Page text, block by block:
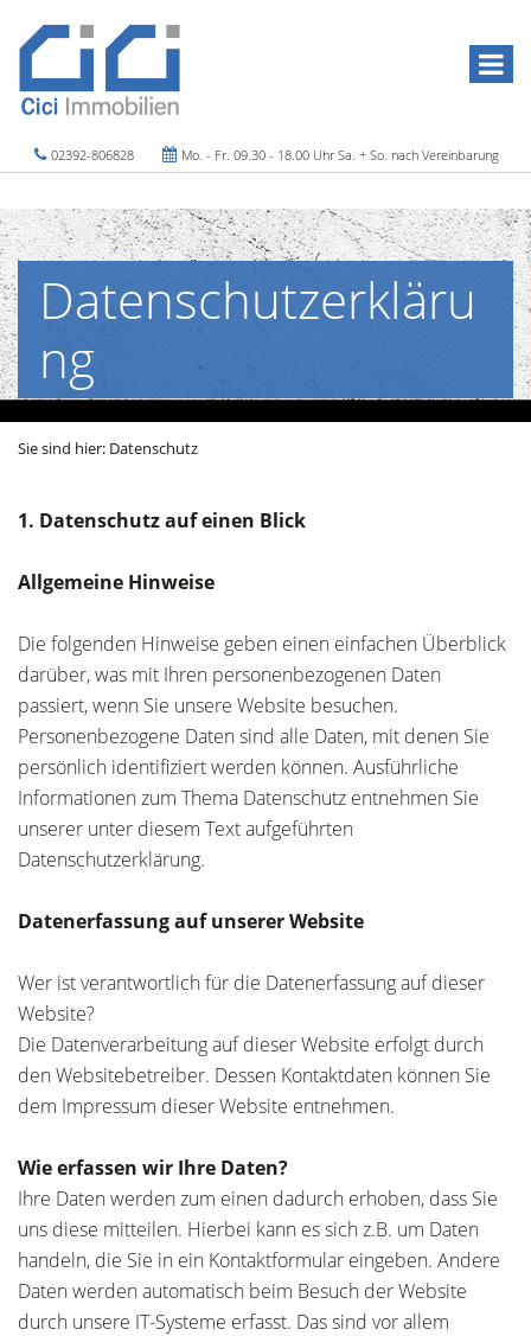
02392-806828 Mo. - Fr. 09.30 - 18.00 Uhr Sa. + So. nach Vereinbarung
Datenschutzerkläru
ng
Sie sind hier: Datenschutz
1. Datenschutz auf einen Blick
Allgemeine Hinweise
Die folgenden Hinweise geben einen einfachen Überblick
darüber, was mit Ihren personenbezogenen Daten
passiert, wenn Sie unsere Website besuchen.
Personenbezogene Daten sind alle Daten, mit denen Sie
persönlich identifiziert werden können. Ausführliche
Informationen zum Thema Datenschutz entnehmen Sie
unserer unter diesem Text aufgeführten
Datenschutzerklärung.
Datenerfassung auf unserer Website
Wer ist verantwortlich für die Datenerfassung auf dieser
Website?
Die Datenverarbeitung auf dieser Website erfolgt durch
den Websitebetreiber. Dessen Kontaktdaten können Sie
dem Impressum dieser Website entnehmen.
Wie erfassen wir Ihre Daten?
Ihre Daten werden zum einen dadurch erhoben, dass Sie
uns diese mitteilen. Hierbei kann es sich z.B. um Daten
handeln, die Sie in ein Kontaktformular eingeben. Andere
Daten werden automatisch beim Besuch der Website
durch unsere IT-Systeme erfasst. Das sind vor allem